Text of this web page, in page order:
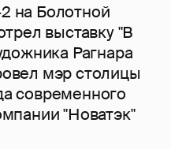
на Болотной
выставку "В
Рагнара
мэр столицы
современного
"Новатэк"